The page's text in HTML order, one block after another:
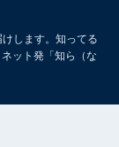
します。知ってる
ット発「知ら（な